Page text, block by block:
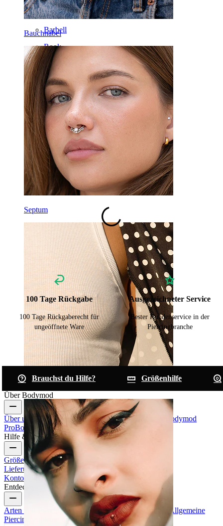
Bauchnabel
Septum
Tragus
Barbell
Rook
Daith
Hufeisen
Ring
Werkzeuge
Curved Barbell
Lobe
Titan
100 Tage Rückgabe
100 Tage Rückgaberecht für
ungeöffnete Ware
Ausgezeichneter Service
Bester Kundenservice in der
Piercingbranche
Brauchst du Hilfe?
Größenhilfe
Über Bodymod
Über uns BlogBedingungen & Konditionen
Bodymod
ProBodymod CreatorsBodymod Bewertungen
Hilfe & Infos
GrößenhilfeBestellung verfolgen
LieferungRücksendung & StornierungZahlung
Konto Bodymod Support
Entdecke
Arten von PiercingsMaterialien für Piercingschmuck
Allgemeine
Piercingprobleme und Pflege